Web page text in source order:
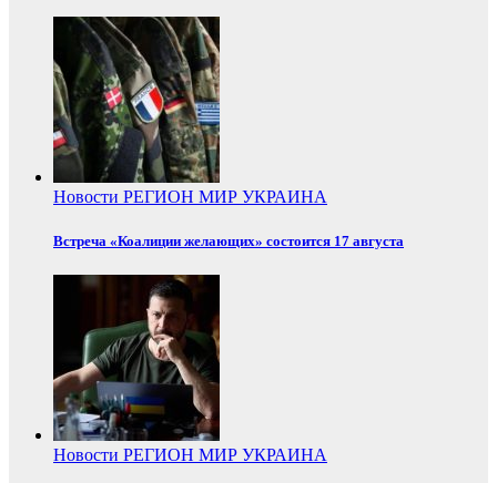
Новости РЕГИОН МИР УКРАИНА
Встреча «Коалиции желающих» состоится 17 августа
Новости РЕГИОН МИР УКРАИНА